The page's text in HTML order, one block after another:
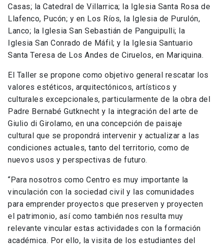
Casas; la Catedral de Villarrica; la Iglesia Santa Rosa de
Llafenco, Pucón; y en Los Ríos, la Iglesia de Purulón,
Lanco; la Iglesia San Sebastián de Panguipulli; la
Iglesia San Conrado de Máfil; y la Iglesia Santuario
Santa Teresa de Los Andes de Ciruelos, en Mariquina.
El Taller se propone como objetivo general rescatar los
valores estéticos, arquitectónicos, artísticos y
culturales excepcionales, particularmente de la obra del
Padre Bernabé Gutknecht y la integración del arte de
Giulio di Girolamo, en una concepción de paisaje
cultural que se propondrá intervenir y actualizar a las
condiciones actuales, tanto del territorio, como de
nuevos usos y perspectivas de futuro.
“Para nosotros como Centro es muy importante la
vinculación con la sociedad civil y las comunidades
para emprender proyectos que preserven y proyecten
el patrimonio, así como también nos resulta muy
relevante vincular estas actividades con la formación
académica. Por ello, la visita de los estudiantes del